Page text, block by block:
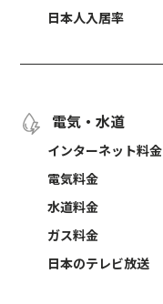
日本人入居率
電気・水道
インターネット料金
電気料金
水道料金
ガス料金
日本のテレビ放送